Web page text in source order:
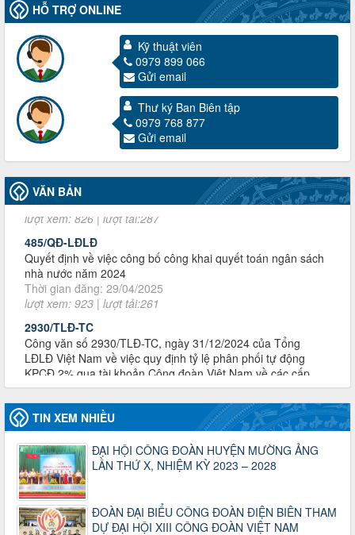
HỖ TRỢ ONLINE
Kỹ thuật viên
0979 899 066
Gửi email
Thư ký Ban Biên tập
0979 768 877
Gửi email
VĂN BẢN
3716/TLD-TC
Công văn hướng dẫn công tác quả lý tài chính, tài sản công
đoàn khi đơn vị sát nhập, chấm dứt hoạt động
Thời gian đăng: 13/04/2025
lượt xem: 2009 | lượt tải:724
60/TB-LĐLĐ
Thông báo công khai dự toán thu, chi tài chính công đoàn
LĐLĐ tỉnh Điện Biên năm 2025
Thời gian đăng: 28/04/2025
485/QĐ-LĐLĐ
Quyết định về việc công bố công khai quyết toán ngân sách
nhà nước năm 2024
Thời gian đăng: 29/04/2025
lượt xem: 923 | lượt tải:261
2930/TLĐ-TC
Công văn số 2930/TLĐ-TC, ngày 31/12/2024 của Tổng
LĐLĐ Việt Nam về việc quy định tỷ lệ phân phối tự động
KPCĐ 2% qua tài khoản Công đoàn Việt Nam về các cấp
Công đoàn năm 2025
Thời gian đăng: 06/01/2025
lượt xem: 1068 | lượt tải:439
47-TTCĐ/BTGTU
Thông tin chuyên đề: Một số nôi dung về sắp xếp tổ chức bộ
máy của hệ thống chính trị tinh gọn, hoạt động hiệu lực, hiệu
Thời gian đăng: 25/12/2024
lượt xem: 1228 | lượt tải:342
37/HD-TLĐ
Hướng dẫn Công đoàn với việc tổ chức và hoạt động của
Ban Thanh tra Nhân dân
TIN XEM NHIỀU
ĐẠI HỘI CÔNG ĐOÀN HUYỆN MƯỜNG ẢNG
LẦN THỨ X, NHIỆM KỲ 2023 – 2028
ĐOÀN ĐẠI BIỂU CÔNG ĐOÀN ĐIỆN BIÊN THAM
DỰ ĐẠI HỘI XIII CÔNG ĐOÀN VIỆT NAM